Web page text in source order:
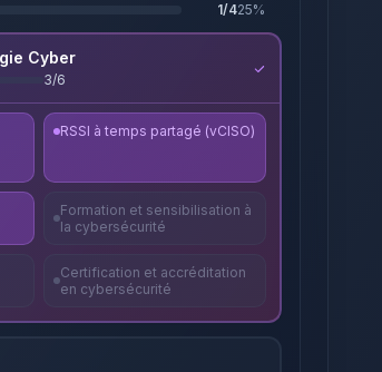
1/425%
Cyber
3/6
RSSI à temps partagé (vCISO)
Formation et sensibilisation à
la cybersécurité
Certification et accréditation
en cybersécurité